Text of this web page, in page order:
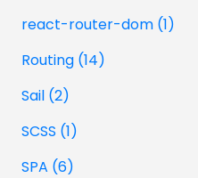
react-router-dom (1)
Routing (14)
Sail (2)
SCSS (1)
SPA (6)